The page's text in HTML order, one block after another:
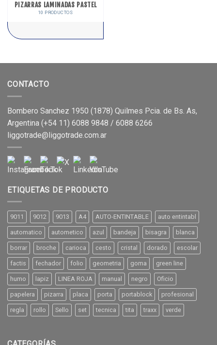
PIZARRAS LAMINADAS PASTEL
10 PRODUCTOS
CONTACTO
Bombero Sanchez 1950 (1878) Quilmes Pcia. de Bs. As,
Argentina (+54 11) 6088 9848 / 6088 6266
liggotrade@liggotrade.com.ar
ETIQUETAS DE PRODUCTO
9011 9012 9013 A4 AUTO-ENTINTABLE auto entintabl
automatico autometico azul bandeja bisagra blanca
borrar broche carioca cesto cristal dorado escolar
factis fechador folio geometria goma green line
humo lapiz LINEA ROJA manual negro Oficio
papelera pizarra placa porta portablock profesional
regla rollo Sello set tecnica tita traxx verde